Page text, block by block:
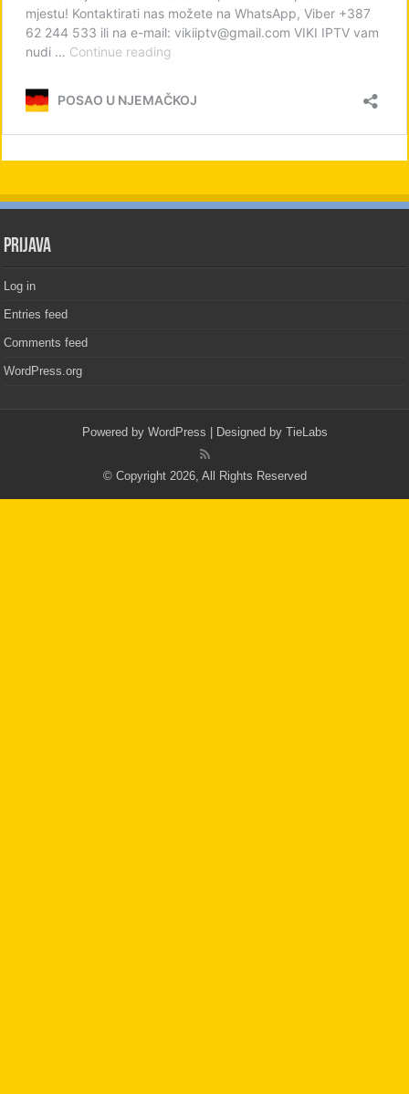
PRIJAVA
Log in
Entries feed
Comments feed
WordPress.org
Powered by WordPress | Designed by TieLabs
© Copyright 2026, All Rights Reserved